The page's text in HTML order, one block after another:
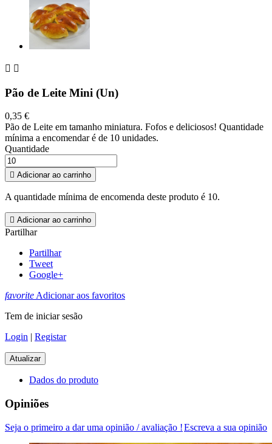
 
Pão de Leite Mini (Un)
0,35 €
Pão de Leite em tamanho miniatura. Fofos e deliciosos! Quantidade
mínima a encomendar é de 10 unidades.
Quantidade
 Adicionar ao carrinho
A quantidade mínima de encomenda deste produto é 10.
 Adicionar ao carrinho
Partilhar
Partilhar
Tweet
Google+
favoriteAdicionar aos favoritos
Tem de iniciar sesão
Login | Registar
Dados do produto
Opiniões
Escreva a sua opinião
Seja o primeiro a dar uma opinião / avaliação !